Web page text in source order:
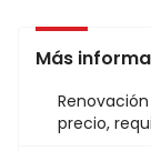
Más
precio,